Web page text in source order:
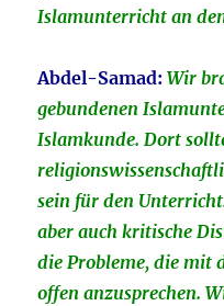
Islamunterricht an
Abdel-Samad: Wir
gebundenen
Islamkunde. Dort
sein für den
aber auch kritische
die Probleme, die mit
offen anzusprechen.